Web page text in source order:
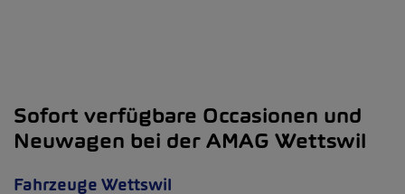
Sofort verfügbare Occasionen und
Neuwagen bei der AMAG Wettswil
Fahrzeuge Wettswil